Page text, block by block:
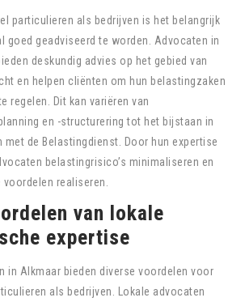
particulieren als bedrijven is het belangrijk
goed geadviseerd te worden. Advocaten in
deskundig advies op het gebied van
en helpen cliënten om hun belastingzaken
regelen. Dit kan variëren van
en -structurering tot het bijstaan in
met de Belastingdienst. Door hun expertise
belastingrisico’s minimaliseren en
realiseren.
van lokale
expertise
in Alkmaar bieden diverse voordelen voor
als bedrijven. Lokale advocaten